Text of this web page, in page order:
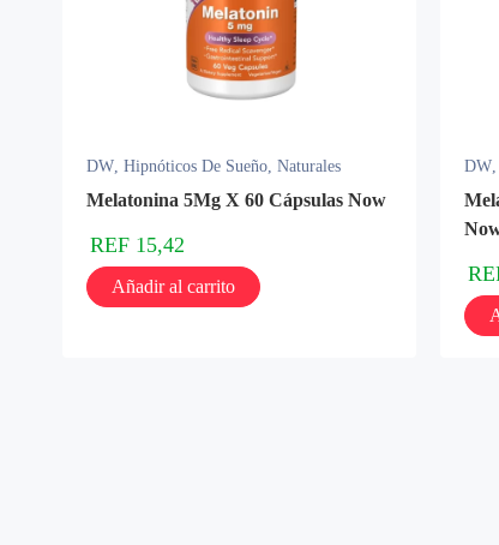
DW, Hipnóticos De Sueño, Naturales
Melatonina 5Mg X 60 Cápsulas Now
REF 15,42
Añadir al carrito
DW,